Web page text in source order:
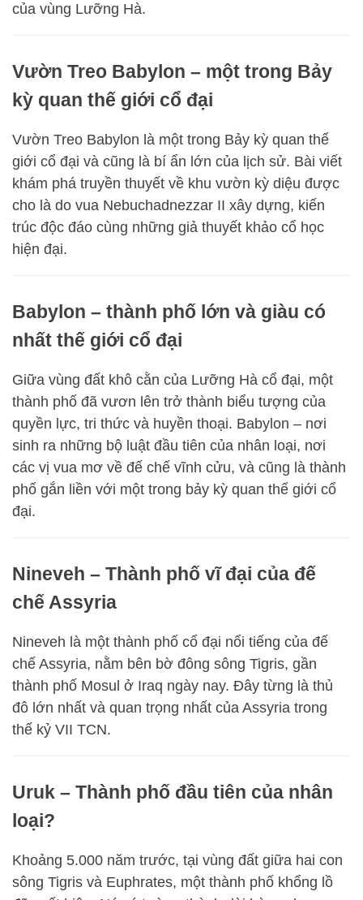
của vùng Lưỡng Hà.
Vườn Treo Babylon – một trong Bảy
kỳ quan thế giới cổ đại
Vườn Treo Babylon là một trong Bảy kỳ quan thế
giới cổ đại và cũng là bí ẩn lớn của lịch sử. Bài viết
khám phá truyền thuyết về khu vườn kỳ diệu được
cho là do vua Nebuchadnezzar II xây dựng, kiến
trúc độc đáo cùng những giả thuyết khảo cổ học
hiện đại.
Babylon – thành phố lớn và giàu có
nhất thế giới cổ đại
Giữa vùng đất khô cằn của Lưỡng Hà cổ đại, một
thành phố đã vươn lên trở thành biểu tượng của
quyền lực, tri thức và huyền thoại. Babylon – nơi
sinh ra những bộ luật đầu tiên của nhân loại, nơi
các vị vua mơ về đế chế vĩnh cửu, và cũng là thành
phố gắn liền với một trong bảy kỳ quan thế giới cổ
đại.
Nineveh – Thành phố vĩ đại của đế
chế Assyria
Nineveh là một thành phố cổ đại nổi tiếng của đế
chế Assyria, nằm bên bờ đông sông Tigris, gần
thành phố Mosul ở Iraq ngày nay. Đây từng là thủ
đô lớn nhất và quan trọng nhất của Assyria trong
thế kỷ VII TCN.
Uruk – Thành phố đầu tiên của nhân
loại?
Khoảng 5.000 năm trước, tại vùng đất giữa hai con
sông Tigris và Euphrates, một thành phố khổng lồ